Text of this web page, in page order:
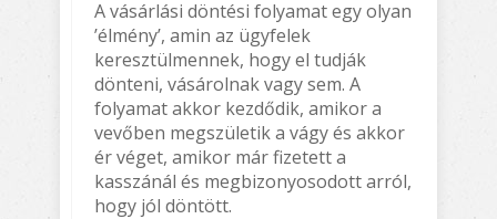
A vásárlási döntési folyamat egy olyan
’élmény’, amin az ügyfelek
keresztülmennek, hogy el tudják
dönteni, vásárolnak vagy sem. A
folyamat akkor kezdődik, amikor a
vevőben megszületik a vágy és akkor
ér véget, amikor már fizetett a
kasszánál és megbizonyosodott arról,
hogy jól döntött.